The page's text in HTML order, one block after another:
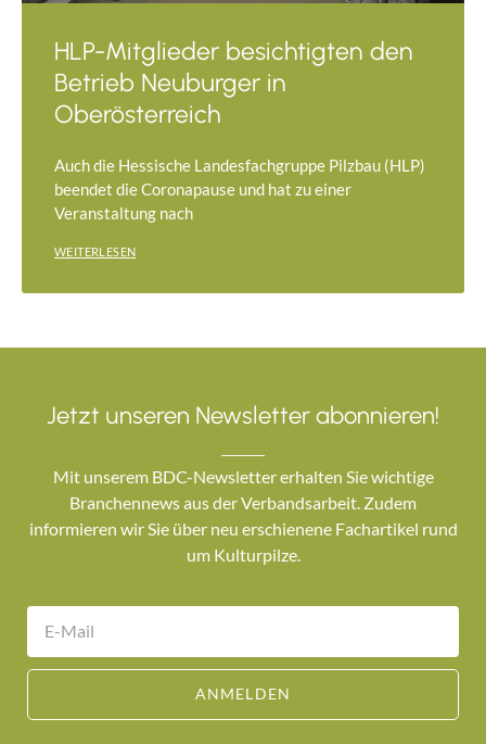
HLP-Mitglieder besichtigten den
Betrieb Neuburger in
Oberösterreich
Auch die Hessische Landesfachgruppe Pilzbau (HLP)
beendet die Coronapause und hat zu einer
Veranstaltung nach
WEITERLESEN
Jetzt unseren Newsletter abonnieren!
Mit unserem BDC-Newsletter erhalten Sie wichtige
Branchennews aus der Verbandsarbeit. Zudem
informieren wir Sie über neu erschienene Fachartikel rund
um Kulturpilze.
ANMELDEN